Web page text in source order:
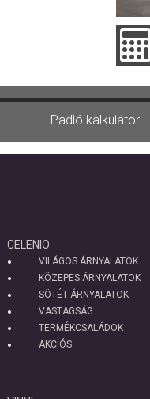
Padló kalkulátor
CELENIO
VILÁGOS ÁRNYALATOK
KÖZEPES ÁRNYALATOK
SÖTÉT ÁRNYALATOK
VASTAGSÁG
TERMÉKCSALÁDOK
AKCIÓS